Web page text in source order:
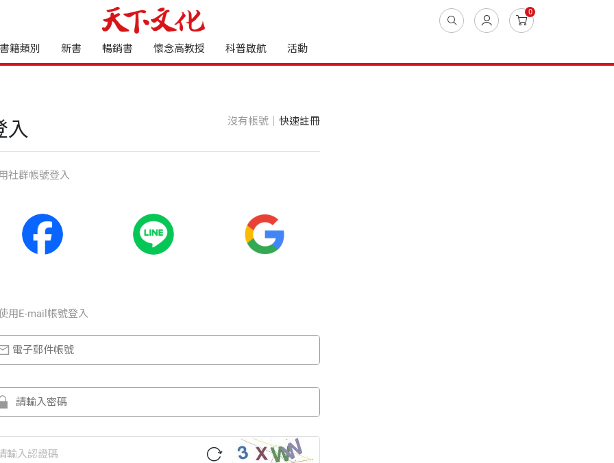
0
書籍類別 新書 暢銷書 懷念高教授 科普啟航 活動
入 沒有帳號｜ 快速註冊
社群帳號登入
⽤E-mail帳號登入